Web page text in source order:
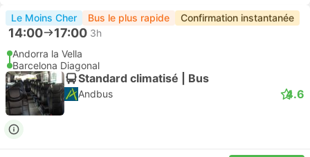
Le Moins Cher Bus le plus rapide Confirmation instantanée
14:00 17:00 3h
Andorra la Vella
Barcelona Diagonal
Standard climatisé | Bus
Andbus 4.6